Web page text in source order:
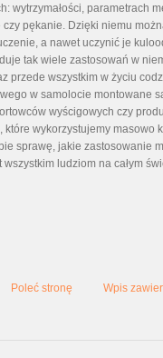
wytrzymałości, parametrach
pękanie. Dzięki niemu
a nawet uczynić je
tak wiele zastosowań w
przede wszystkim w życiu
w samolocie montowane
wyścigowych czy
które wykorzystujemy masowo
sprawę, jakie zastosowanie
ludziom na całym
Poleć stronę Wpis